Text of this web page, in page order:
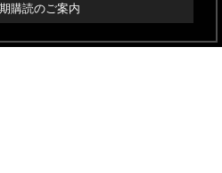
購読のご案内